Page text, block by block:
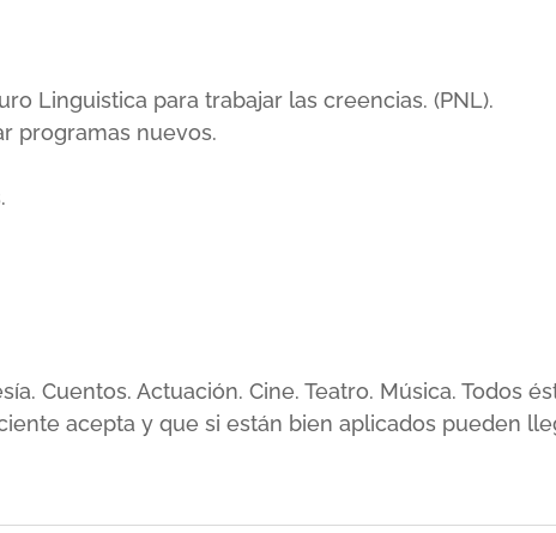
Linguistica para trabajar las creencias. (PNL).
programas nuevos.
Cuentos. Actuación. Cine. Teatro. Música. Todos
acepta y que si están bien aplicados pueden